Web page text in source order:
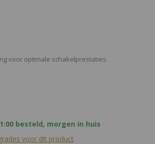
voor optimale schakelprestaties.
besteld, morgen in huis
voor dit product